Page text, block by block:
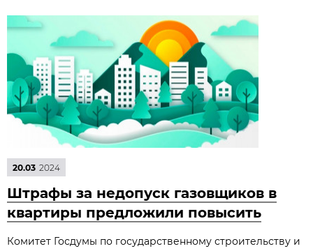
20.03 2024
Штрафы за недопуск газовщиков в
квартиры предложили повысить
Комитет Госдумы по государственному строительству и